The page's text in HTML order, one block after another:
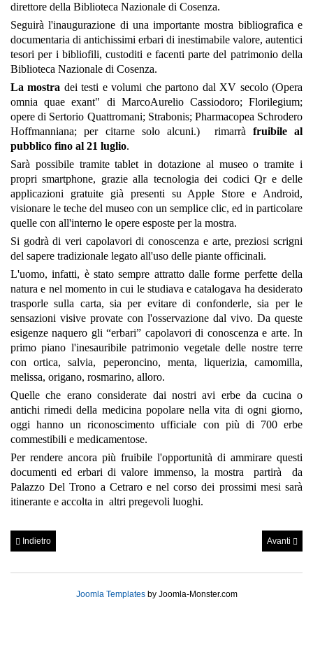
direttore della Biblioteca Nazionale di Cosenza.
Seguirà l'inaugurazione di una importante mostra bibliografica e
documentaria di antichissimi erbari di inestimabile valore, autentici
tesori per i bibliofili, custoditi e facenti parte del patrimonio della
Biblioteca Nazionale di Cosenza.
La mostra dei testi e volumi che partono dal XV secolo(Opera
omnia quae exant" di MarcoAurelio Cassiodoro; Florilegium;
opere di Sertorio Quattromani; Strabonis; Pharmacopea Schrodero
Hoffmanniana; per citarne solo alcuni.) rimarrà fruibile al
pubblico fino al 21 luglio.
Sarà possibile tramitetablet in dotazione al museo o tramite i
propri smartphone, grazie alla tecnologia dei codici Qr e delle
applicazioni gratuite già presenti su Apple Store e Android,
visionare le teche del museo con un semplice clic, ed in particolare
quelle con all'interno le opere esposte per la mostra.
Si godrà di veri capolavori di conoscenza e arte, preziosi scrigni
del sapere tradizionale legato all'uso delle piante officinali.
L'uomo, infatti, è stato sempre attratto dalle forme perfette della
natura e nel momento in cui le studiava e catalogava ha desiderato
trasporle sulla carta, sia per evitare di confonderle, sia per le
sensazioni visive provate con l'osservazione dal vivo. Da queste
esigenze naquero gli “erbari” capolavori di conoscenza e arte. In
primo piano l'inesauribile patrimonio vegetaledelle nostre terre
con ortica, salvia, peperoncino, menta, liquerizia, camomilla,
melissa, origano, rosmarino, alloro.
Quelle che erano considerate dai nostri avi erbe da cucina o
antichi rimedi della medicina popolare nella vita di ogni giorno,
oggihanno un riconoscimento ufficiale con più di 700 erbe
commestibili e medicamentose.
Per rendere ancora più fruibile l'opportunità di ammirare questi
documenti ed erbari di valore immenso, la mostra partirà da
Palazzo Del Trono a Cetraro e nel corso dei prossimi mesi sarà
itinerante e accolta in altri pregevoli luoghi.
Indietro Avanti
Joomla Templatesby Joomla-Monster.com